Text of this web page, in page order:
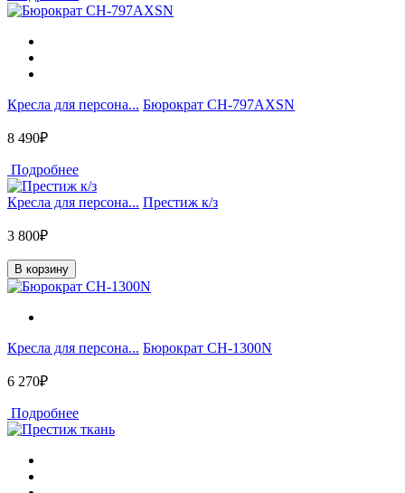
Кресла для персона... Бюрократ CH-797AXSN
8 490₽
Подробнее
Кресла для персона... Престиж к/з
3 800₽
В корзину
Кресла для персона... Бюрократ CH-1300N
6 270₽
Подробнее